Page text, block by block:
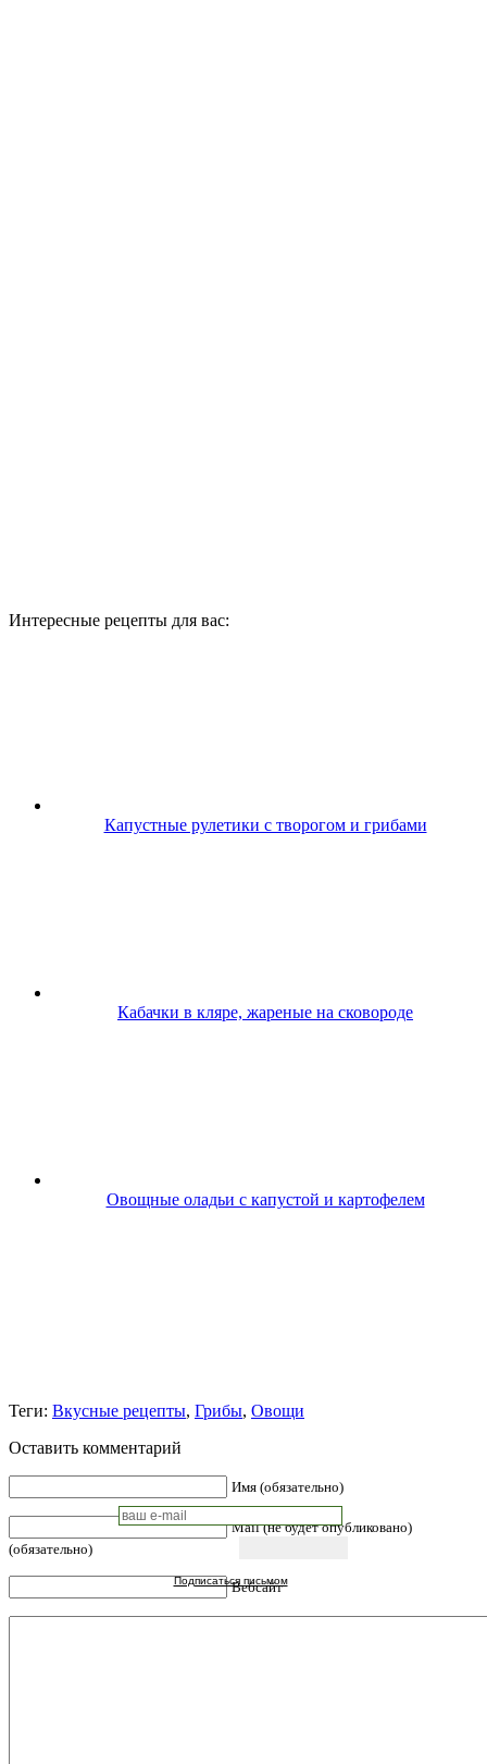
Интересные рецепты для вас:
Капустные рулетики с творогом и грибами
Кабачки в кляре, жареные на сковороде
Овощные оладьи с капустой и картофелем
Подписаться письмом
Теги: Вкусные рецепты, Грибы, Овощи
Оставить комментарий
Имя (обязательно)
Mail (не будет опубликовано)
(обязательно)
Вебсайт